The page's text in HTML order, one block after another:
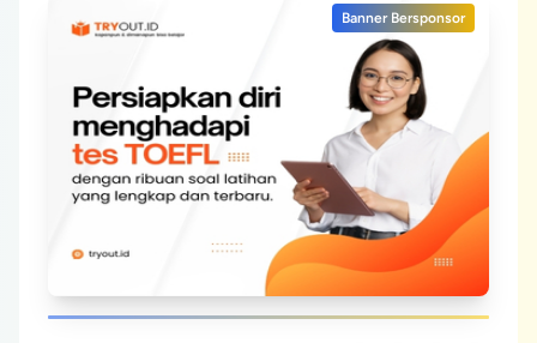
Banner Bersponsor